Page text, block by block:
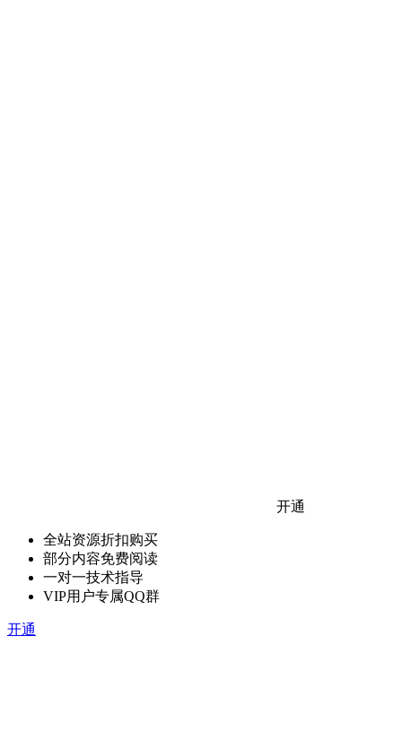
开通
全站资源折扣购买
部分内容免费阅读
一对一技术指导
VIP用户专属QQ群
开通